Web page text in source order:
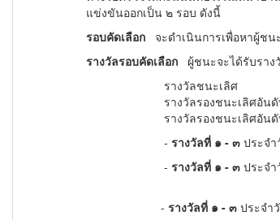
แข่งขันออกเป็น ๒ รอบ ดังนี้
รอบคัดเลือก จะดำเนินการเพื่อหาผู้ช
รางวัลรอบคัดเลือก
ผู้ชนะจะได้รับรา
รางวัลชนะเลิศ เงิน
รางวัลรองชนะเลิศอันดับ ๑
รางวัลรองชนะเลิศอันดับ ๒
- รางวัลที่ ๑ - ๓ ประจ
- รางวัลที่ ๑ - ๓ ประจ
- รางวัลที่ ๑ - ๓ ประจำ